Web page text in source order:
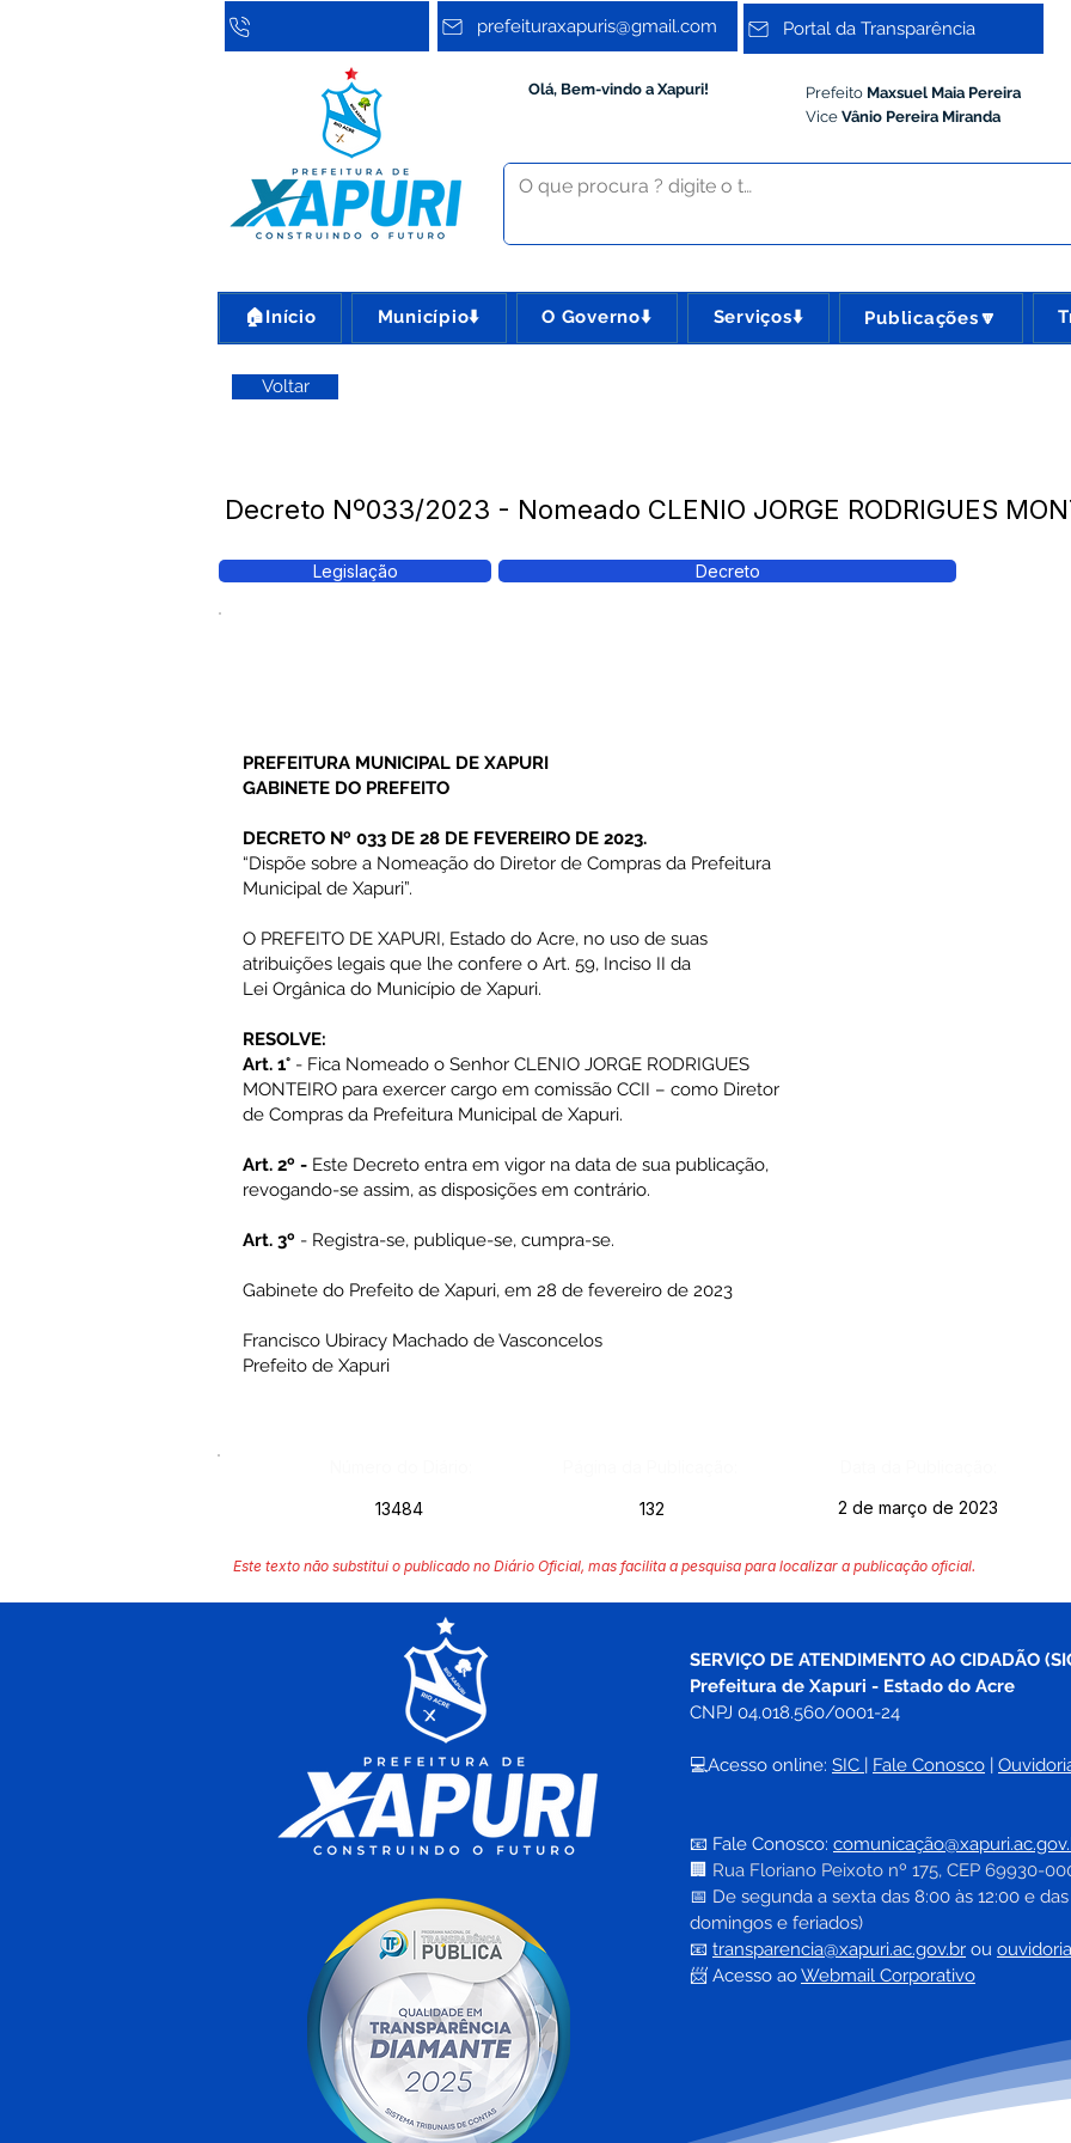
prefeituraxapuris@gmail.com Portal da Transparência
Olá, Bem-vindo a Xapuri! Prefeito Maxsuel Maia Pereira
Vice Vânio Pereira Miranda
🏠Início Município⬇️ O Governo⬇️ Serviços⬇️ Publicações🔽
Voltar
Decreto Nº033/2023 - Nomeado CLENIO JORGE RODRIGUES
Legislação Decreto
PREFEITURA MUNICIPAL DE XAPURI
GABINETE DO PREFEITO
DECRETO Nº 033 DE 28 DE FEVEREIRO DE 2023.
“Dispõe sobre a Nomeação do Diretor de Compras da Prefeitura
Municipal de Xapuri”.
O PREFEITO DE XAPURI, Estado do Acre, no uso de suas
atribuições legais que lhe confere o Art. 59, Inciso II da
Lei Orgânica do Município de Xapuri.
RESOLVE:
Art. 1° - Fica Nomeado o Senhor CLENIO JORGE RODRIGUES
MONTEIRO para exercer cargo em comissão CCII – como Diretor
de Compras da Prefeitura Municipal de Xapuri.
Art. 2º - Este Decreto entra em vigor na data de sua publicação,
revogando-se assim, as disposições em contrário.
Art. 3º - Registra-se, publique-se, cumpra-se.
Gabinete do Prefeito de Xapuri, em 28 de fevereiro de 2023
Francisco Ubiracy Machado de Vasconcelos
Prefeito de Xapuri
13484 132 2 de março de 2023
Este texto não substitui o publicado no Diário Oficial, mas facilita a pesquisa para localizar a publicação oficial.
SERVIÇO DE ATENDIMENTO AO CIDADÃO
Prefeitura de Xapuri - Estado do Acre
CNPJ 04.018.560/0001-24
💻Acesso online: SIC | Fale Conosco |
📧 Fale Conosco:
🏢 Rua Floriano Peixoto nº 175, CEP 69930-
📅 De segunda a sexta das 8:00 às 12:00 e
domingos e feriados)
📧 transparencia@xapuri.ac.gov.br ou
📨 Acesso ao Webmail Corporativo